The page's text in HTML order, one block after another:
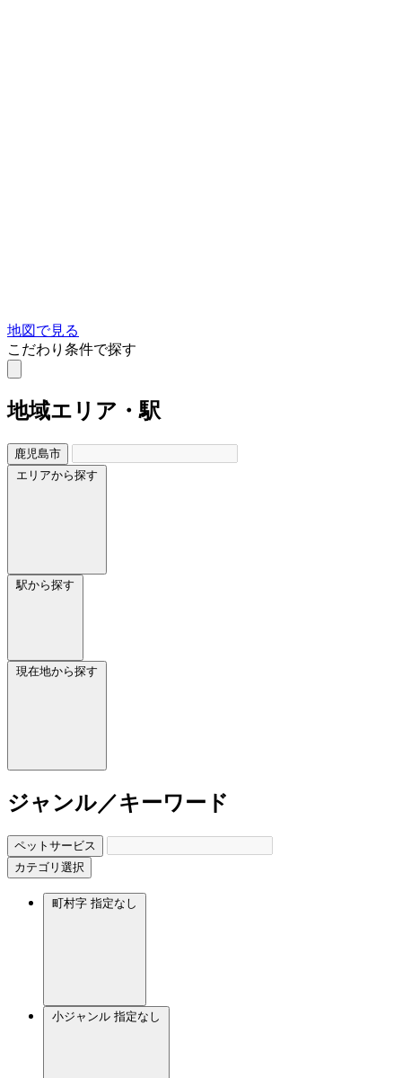
地図で見る
こだわり条件で探す
地域エリア・駅
鹿児島市
エリアから探す
駅から探す
現在地から探す
ジャンル／キーワード
ペットサービス
カテゴリ選択
町村字 指定なし
小ジャンル 指定なし